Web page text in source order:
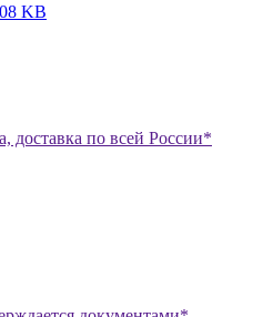
KB
доставка по всей России*